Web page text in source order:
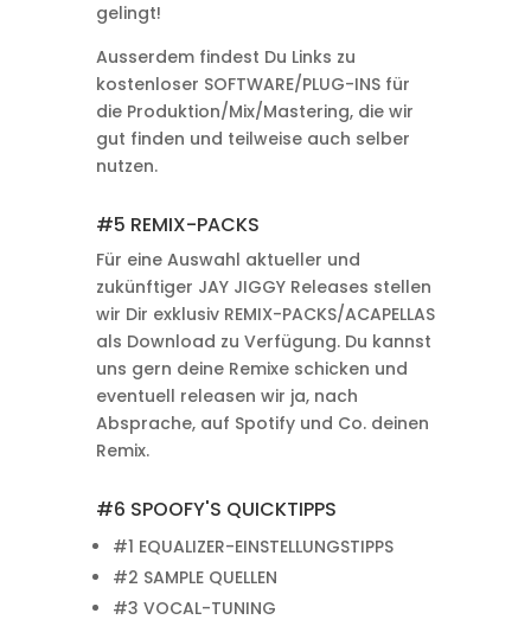
gelingt!
Ausserdem findest Du Links zu
kostenloser SOFTWARE/PLUG-INS für
die Produktion/Mix/Mastering, die wir
gut finden und teilweise auch selber
nutzen.
#5 REMIX-PACKS
Für eine Auswahl aktueller und
zukünftiger JAY JIGGY Releases stellen
wir Dir exklusiv REMIX-PACKS/ACAPELLAS
als Download zu Verfügung. Du kannst
uns gern deine Remixe schicken und
eventuell releasen wir ja, nach
Absprache, auf Spotify und Co. deinen
Remix.
#6 SPOOFY'S QUICKTIPPS
#1 EQUALIZER-EINSTELLUNGSTIPPS
#2 SAMPLE QUELLEN
#3 VOCAL-TUNING